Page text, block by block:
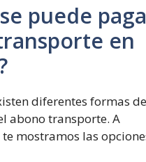
puede
en
diferentes formas
abono transporte. A
mostramos las